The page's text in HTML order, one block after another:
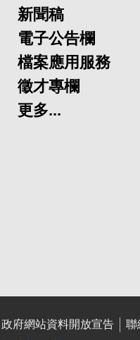
新聞稿
電子公告欄
檔案應用服務
徵才專欄
更多...
政府網站資料開放宣告 聯